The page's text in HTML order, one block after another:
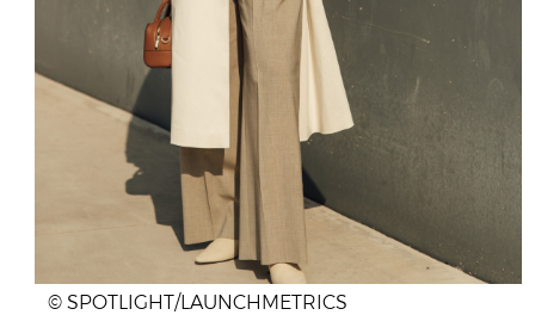
© SPOTLIGHT/LAUNCHMETRICS